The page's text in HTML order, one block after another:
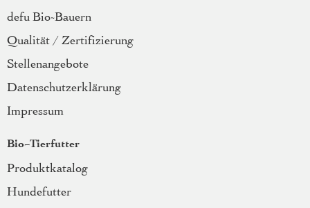
defu Bio-Bauern
Qualität / Zertifizierung
Stellenangebote
Datenschutzerklärung
Impressum
Bio-Tierfutter
Produktkatalog
Hundefutter